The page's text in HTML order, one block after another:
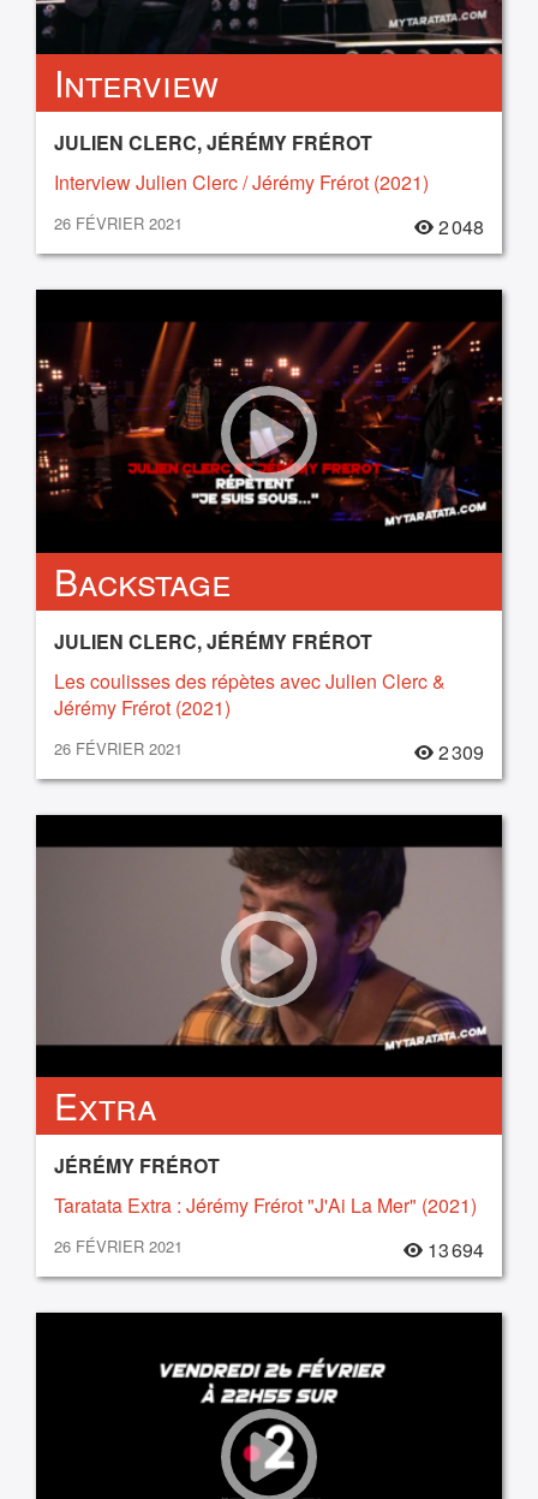
Interview
JULIEN CLERC, JÉRÉMY FRÉROT
Interview Julien Clerc / Jérémy Frérot (2021)
26 FÉVRIER 2021 2 048
Backstage
JULIEN CLERC, JÉRÉMY FRÉROT
Les coulisses des répètes avec Julien Clerc &
Jérémy Frérot (2021)
26 FÉVRIER 2021 2 309
Extra
JÉRÉMY FRÉROT
Taratata Extra : Jérémy Frérot "J'Ai La Mer" (2021)
26 FÉVRIER 2021 13 694